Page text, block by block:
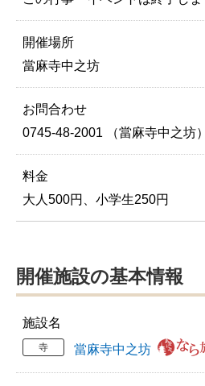
開催場所
當麻寺中之坊
お問合わせ
0745-48-2001 （當麻寺中之坊）
料金
大人500円、小学生250円
開催施設の基本情報
施設名
寺 當麻寺中之坊